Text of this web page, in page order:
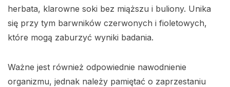
herbata, klarowne soki bez miąższu i buliony. Unika
się przy tym barwników czerwonych i fioletowych,
które mogą zaburzyć wyniki badania.
Ważne jest również odpowiednie nawodnienie
organizmu, jednak należy pamiętać o zaprzestaniu